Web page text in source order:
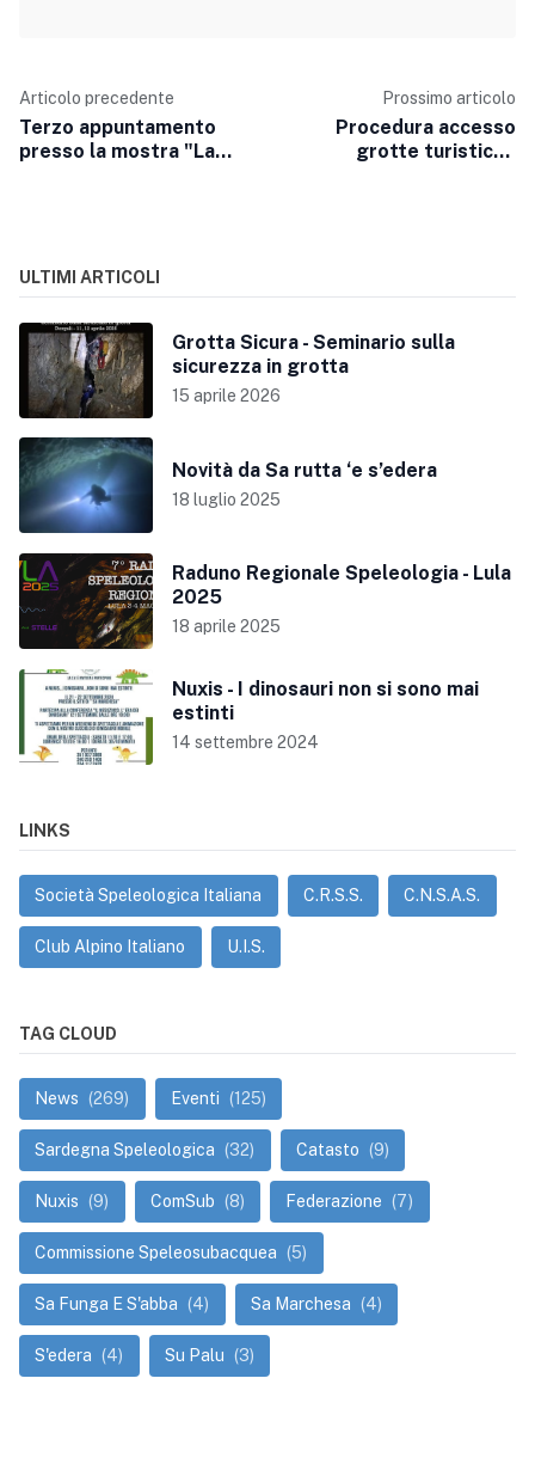
Articolo precedente
Terzo appuntamento
presso la mostra "La
Prossimo articolo
Procedura accesso
grotte turistiche
ULTIMI ARTICOLI
Grotta Sicura - Seminario sulla
sicurezza in grotta
15 aprile 2026
Novità da Sa rutta ‘e s’edera
18 luglio 2025
Raduno Regionale Speleologia - Lula
2025
18 aprile 2025
Nuxis - I dinosauri non si sono mai
estinti
14 settembre 2024
LINKS
Società Speleologica Italiana C.R.S.S. C.N.S.A.S.
Club Alpino Italiano U.I.S.
TAG CLOUD
News (269) Eventi (125)
Sardegna Speleologica (32) Catasto (9)
Nuxis (9) ComSub (8) Federazione (7)
Commissione Speleosubacquea (5)
Sa Funga E S'abba (4) Sa Marchesa (4)
S'edera (4) Su Palu (3)